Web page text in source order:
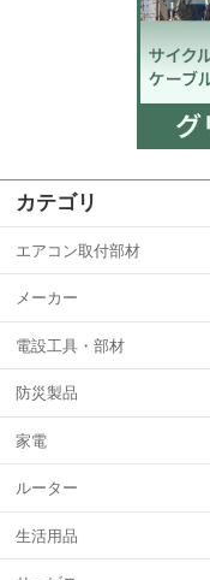
カテゴリ
エアコン取付部材
メーカー
電設工具・部材
防災製品
家電
ルーター
生活用品